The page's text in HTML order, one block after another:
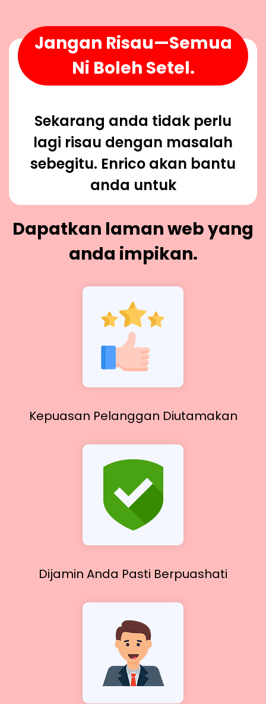
Jangan Risau—Semua
Ni Boleh Setel.
Sekarang anda tidak perlu
lagi risau dengan masalah
sebegitu. Enrico akan bantu
anda untuk
Dapatkan laman web yang
anda impikan.
Kepuasan Pelanggan Diutamakan
Dijamin Anda Pasti Berpuashati